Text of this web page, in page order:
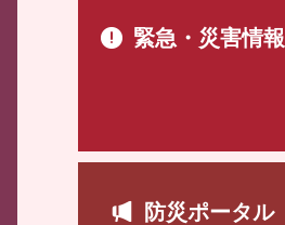
緊急・災害情報
防災ポータル